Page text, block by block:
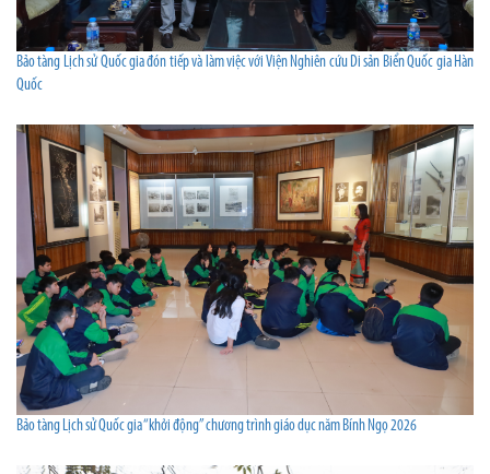
Bảo tàng Lịch sử Quốc gia đón tiếp và làm việc với Viện Nghiên cứu Di sản Biển Quốc gia Hàn
Quốc
Bảo tàng Lịch sử Quốc gia “khởi động” chương trình giáo dục năm Bính Ngọ 2026